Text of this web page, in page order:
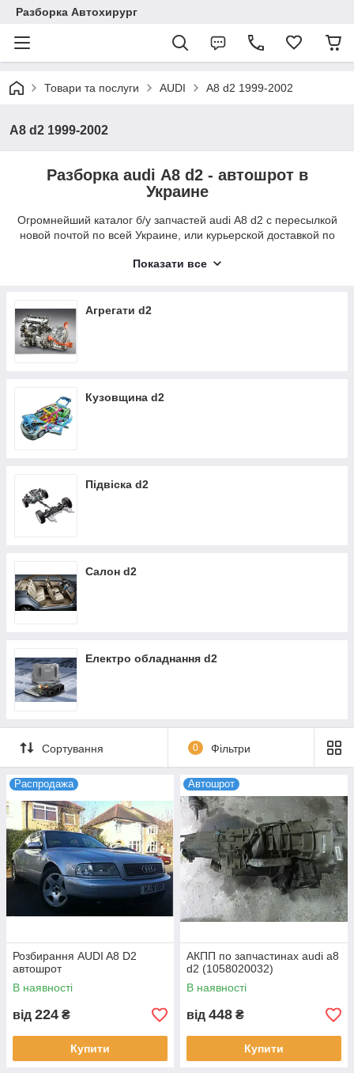
Разборка Автохирург
Товари та послуги AUDI A8 d2 1999-2002
A8 d2 1999-2002
Разборка audi A8 d2 - автошрот в
Украине
Огромнейший каталог б/у запчастей audi A8 d2 с пересылкой
новой почтой по всей Украине, или курьерской доставкой по
автомобиля audi A8 с кузовом d2? - Перезвоните нам в
d2, или оставьте заявку на покупку и менеджеры автошрота
Курьерская доставка б/у запчастей по Луцку - бесплатно.
Показати все
Агрегати d2
Кузовщина d2
Підвіска d2
Салон d2
Електро обладнання d2
Сортування 0 Фільтри
Распродажа
Розбирання AUDI A8 D2
автошрот
В наявності
від 224 ₴
Купити
Автошрот
АКПП по запчастинах audi a8
d2 (1058020032)
В наявності
від 448 ₴
Купити